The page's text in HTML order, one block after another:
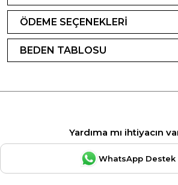
ÖDEME SEÇENEKLERİ
BEDEN TABLOSU
Yardıma mı ihtiyacın
WhatsApp Destek